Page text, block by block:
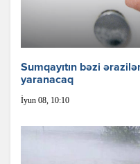
Sumqayıtın bəzi
yaranacaq
İyun 08, 10:10